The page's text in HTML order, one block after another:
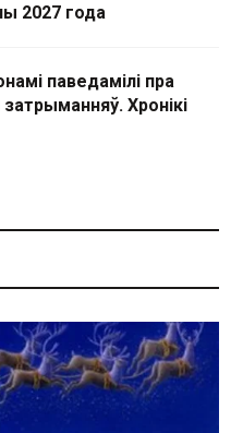
2027 года
паведамілі пра
Хронікі